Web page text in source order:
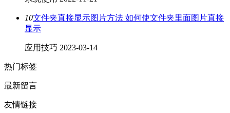
10文件夹直接显示图片方法 如何使文件夹里面图片直接
显示
应用技巧 2023-03-14
热门标签
最新留言
友情链接